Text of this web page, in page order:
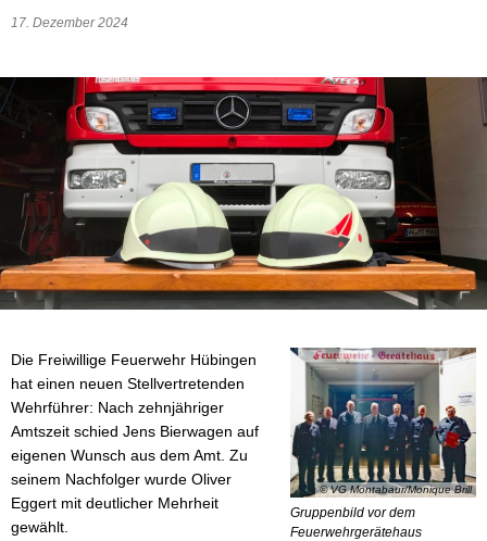
Mobilität
17. Dezember 2024
© VG Montabaur/Monique Brill
Gruppenbild vor dem
Feuerwehrgerätehaus
Die Freiwillige Feuerwehr Hübingen
hat einen neuen Stellvertretenden
Wehrführer: Nach zehnjähriger
Amtszeit schied Jens Bierwagen auf
eigenen Wunsch aus dem Amt. Zu
seinem Nachfolger wurde Oliver
Eggert mit deutlicher Mehrheit
gewählt.